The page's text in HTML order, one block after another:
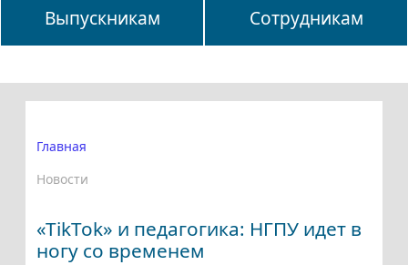
Выпускникам Сотрудникам
Главная
Новости
«TikTok» и педагогика: НГПУ идет в
ногу со временем